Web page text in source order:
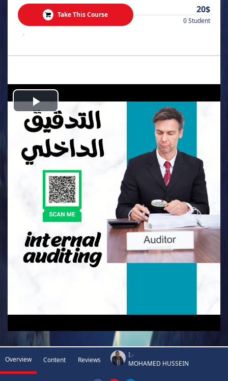
Take This Course 20$
0 Student
.
Play
Video
Overview Content Reviews
I.-
MOHAMED HUSSEIN